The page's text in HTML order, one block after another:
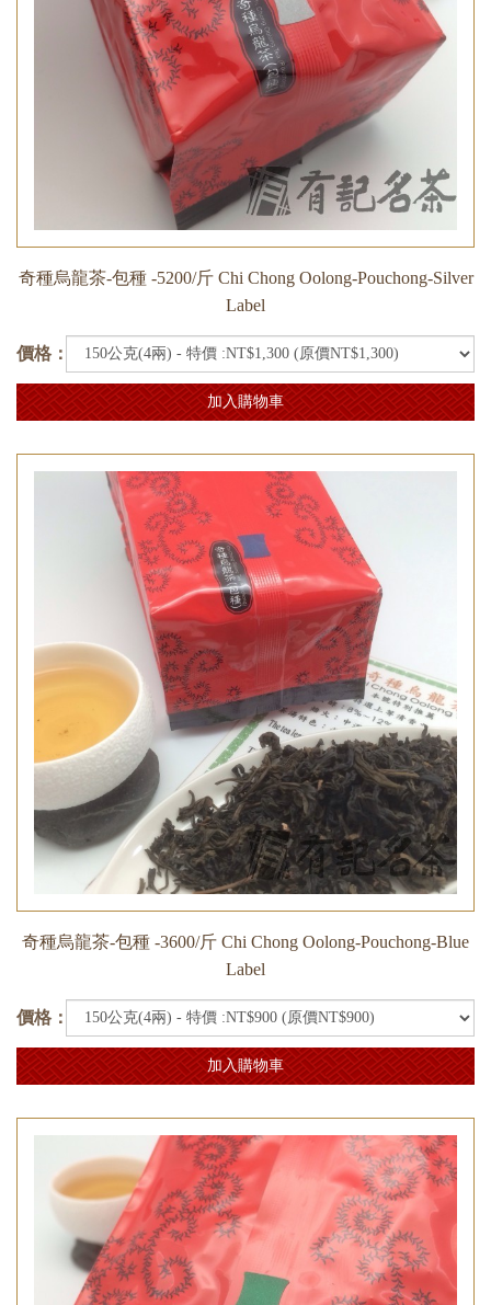
奇種烏龍茶-包種 -5200/斤 Chi Chong Oolong-Pouchong-Silver
Label
價格：
加入購物車
奇種烏龍茶-包種 -3600/斤 Chi Chong Oolong-Pouchong-Blue
Label
價格：
加入購物車